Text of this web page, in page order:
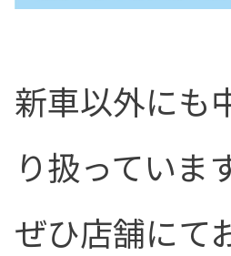
新車以外にも
り扱っていま
ぜひ店舗にて